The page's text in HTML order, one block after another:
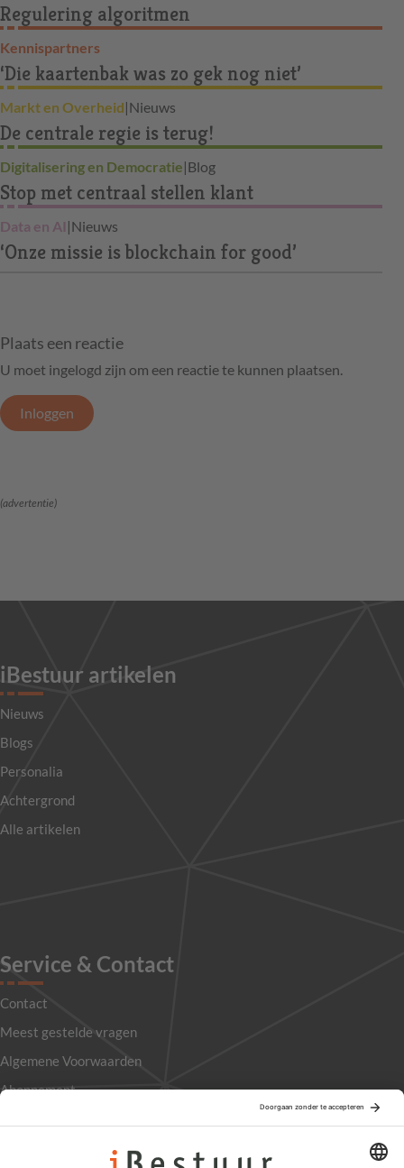
Regulering algoritmen
Kennispartners
‘Die kaartenbak was zo gek nog niet’
Markt en Overheid|Nieuws
De centrale regie is terug!
Digitalisering en Democratie|Blog
Stop met centraal stellen klant
Data en AI |Nieuws
‘Onze missie is blockchain for good’
Plaats een reactie
U moet ingelogd zijn om een reactie te kunnen plaatsen.
Inloggen
(advertentie)
iBestuur artikelen
Nieuws
Blogs
Personalia
Achtergrond
Alle artikelen
Service & Contact
Contact
Meest gestelde vragen
Algemene Voorwaarden
Abonnement